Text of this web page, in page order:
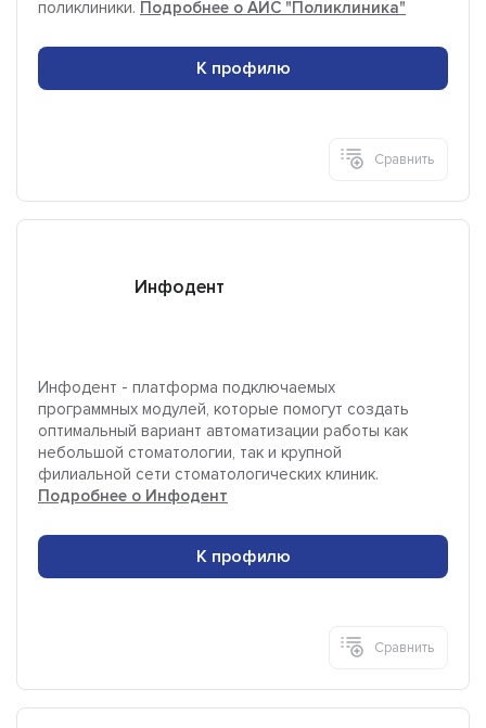
поликлиники. Подробнее о АИС "Поликлиника"
К профилю
Сравнить
Инфодент
Инфодент - платформа подключаемых
программных модулей, которые помогут создать
оптимальный вариант автоматизации работы как
небольшой стоматологии, так и крупной
филиальной сети стоматологических клиник.
Подробнее о Инфодент
К профилю
Сравнить